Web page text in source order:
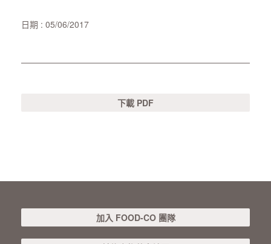
日期 : 05/06/2017
下載 PDF
加入 FOOD-CO 團隊